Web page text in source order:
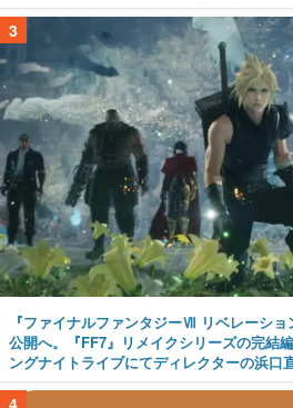
3
『ファイナルファンタジーⅦ リベレーシ
公開へ。『FF7』リメイクシリーズの完結
ングナイトライブにてディレクターの浜口